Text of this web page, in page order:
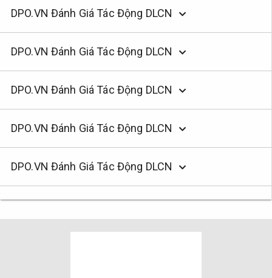
DPO.VN Đánh Giá Tác Động DLCN
DPO.VN Đánh Giá Tác Động DLCN
DPO.VN Đánh Giá Tác Động DLCN
DPO.VN Đánh Giá Tác Động DLCN
DPO.VN Đánh Giá Tác Động DLCN